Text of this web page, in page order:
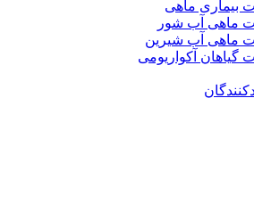
بیماری ماهی
ماهی آب شور
ماهی آب شیرین
گیاهان آکواریومی